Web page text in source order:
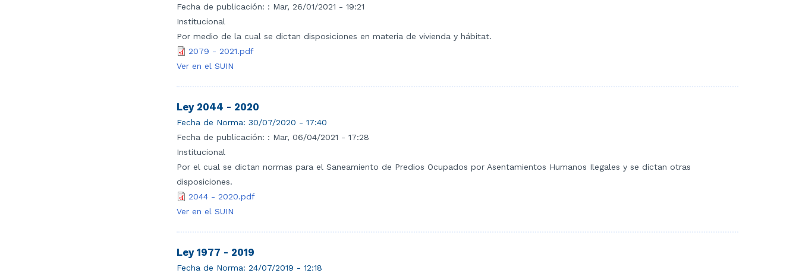
Fecha de publicación: : Mar, 26/01/2021 - 19:21
Institucional
Por medio de la cual se dictan disposiciones en materia de vivienda y hábitat.
2079 - 2021.pdf
Ver en el SUIN
Ley 2044 - 2020
Fecha de Norma: 30/07/2020 - 17:40
Fecha de publicación: : Mar, 06/04/2021 - 17:28
Institucional
Por el cual se dictan normas para el Saneamiento de Predios Ocupados por Asentamientos Humanos Ilegales y se dictan otras
disposiciones.
2044 - 2020.pdf
Ver en el SUIN
Ley 1977 - 2019
Fecha de Norma: 24/07/2019 - 12:18